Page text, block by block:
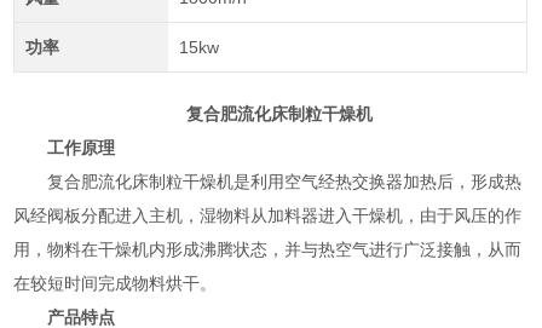
功率 15kw
复合肥流化床制粒干燥机
工作原理
复合肥流化床制粒干燥机是利用空气经热交换器加热后，形成热
风经阀板分配进入主机，湿物料从加料器进入干燥机，由于风压的作
用，物料在干燥机内形成沸腾状态，并与热空气进行广泛接触，从而
在较短时间完成物料烘干。
产品特点